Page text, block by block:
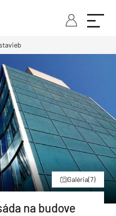
Galéria(7)
na budove